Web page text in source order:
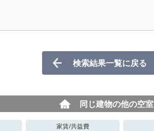
検索結果一覧に戻る
同じ建物の他の空室
家賃/共益費